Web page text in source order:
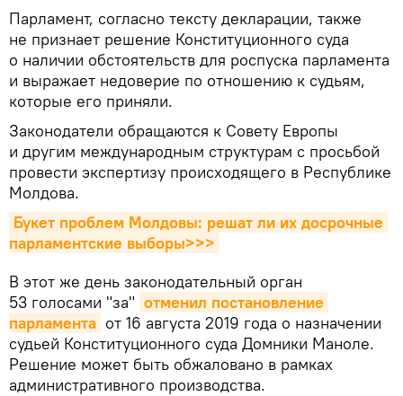
Парламент, согласно тексту декларации, также
не признает решение Конституционного суда
о наличии обстоятельств для роспуска парламента
и выражает недоверие по отношению к судьям,
которые его приняли.
Законодатели обращаются к Совету Европы
и другим международным структурам с просьбой
провести экспертизу происходящего в Республике
Молдова.
Букет проблем Молдовы: решат ли их досрочные
парламентские выборы>>>
В этот же день законодательный орган
53 голосами "за" отменил постановление
парламента от 16 августа 2019 года о назначении
судьей Конституционного суда Домники Маноле.
Решение может быть обжаловано в рамках
административного производства.